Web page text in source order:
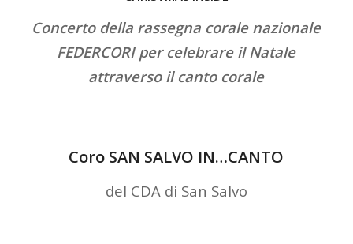
Concerto della rassegna corale nazionale
FEDERCORI per celebrare il Natale
attraverso il canto corale
Coro SAN SALVO IN…CANTO
del CDA di San Salvo